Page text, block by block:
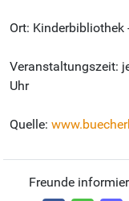
Ort: Kinderbibliothek
Veranstaltungszeit:
Uhr
Quelle:
Freunde